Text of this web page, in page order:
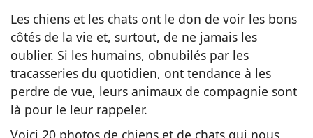
Les chiens et les chats ont le don de voir les bons
côtés de la vie et, surtout, de ne jamais les
oublier. Si les humains, obnubilés par les
tracasseries du quotidien, ont tendance à les
perdre de vue, leurs animaux de compagnie sont
là pour le leur rappeler.
Voici 20 photos de chiens et de chats qui nous